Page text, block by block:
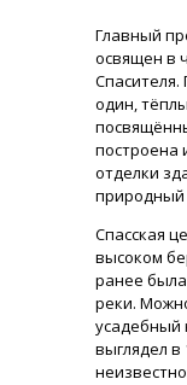
Главный
освящен в
один,
построена
отделки
природный
Спасская
высоком
ранее
реки.
усадебный
выглядел в